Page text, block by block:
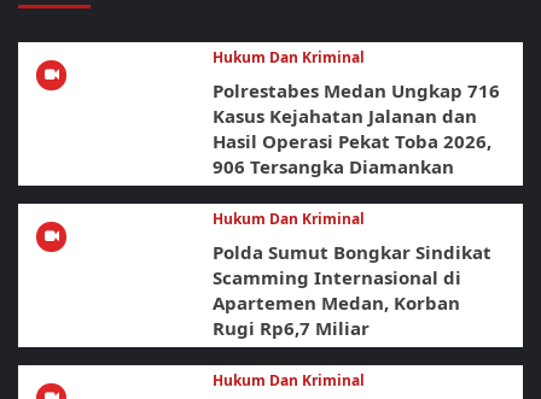
Hukum Dan Kriminal
Polrestabes Medan Ungkap 716
Kasus Kejahatan Jalanan dan
Hasil Operasi Pekat Toba 2026,
906 Tersangka Diamankan
Hukum Dan Kriminal
Polda Sumut Bongkar Sindikat
Scamming Internasional di
Apartemen Medan, Korban
Rugi Rp6,7 Miliar
Hukum Dan Kriminal